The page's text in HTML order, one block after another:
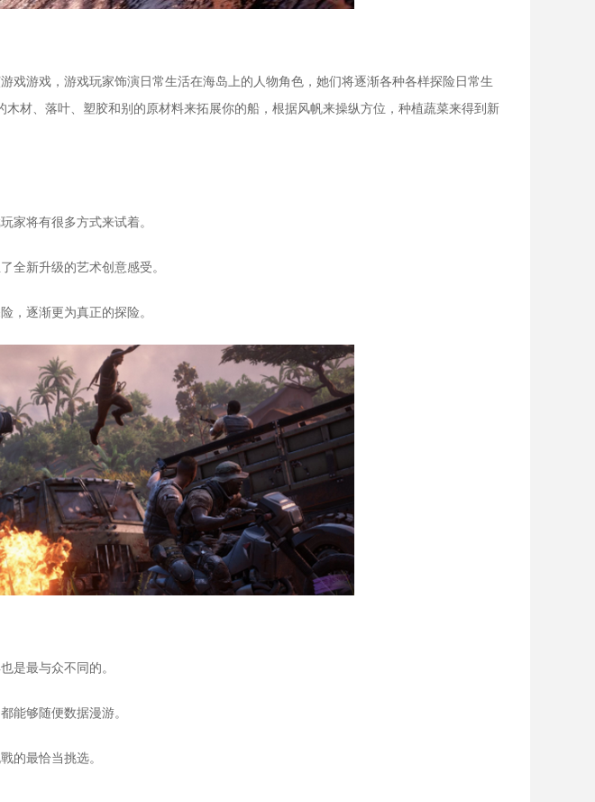
戏游戏，游戏玩家饰演日常生活在海岛上的人物角色，她们将逐渐各种各样探险日常生
材、落叶、塑胶和别的原材料来拓展你的船，根据风帆来操纵方位，种植蔬菜来得到新
家将有很多方式来试着。
全新升级的艺术创意感受。
，逐渐更为真正的探险。
是最与众不同的。
能够随便数据漫游。
的最恰当挑选。